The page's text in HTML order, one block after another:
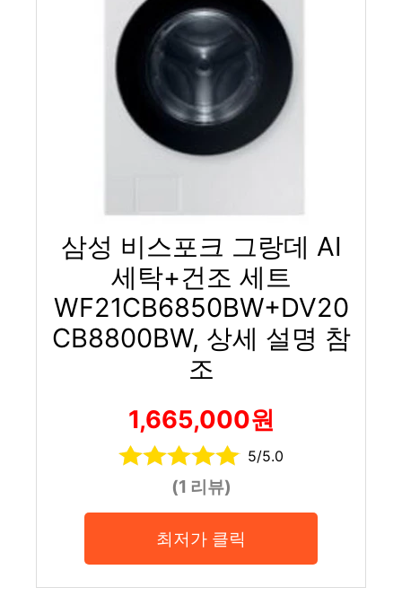
삼성 비스포크 그랑데 AI
세탁+건조 세트
WF21CB6850BW+DV20
CB8800BW, 상세 설명 참
조
1,665,000원
5/5.0
(1 리뷰)
최저가 클릭